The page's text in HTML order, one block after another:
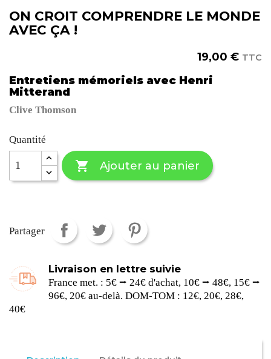
ON CROIT COMPRENDRE LE MONDE
AVEC ÇA !
19,00 € TTC
Entretiens mémoriels avec Henri
Mitterand
Clive Thomson
Quantité
 Ajouter au panier
Partager
Livraison en lettre suivie
France met. : 5€ ⭢ 24€ d'achat, 10€ ⭢ 48€, 15€ ⭢
96€, 20€ au-delà. DOM-TOM : 12€, 20€, 28€,
40€